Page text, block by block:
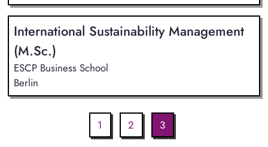
International Sustainability Management
(M.Sc.)
ESCP Business School
Berlin
1 2 3